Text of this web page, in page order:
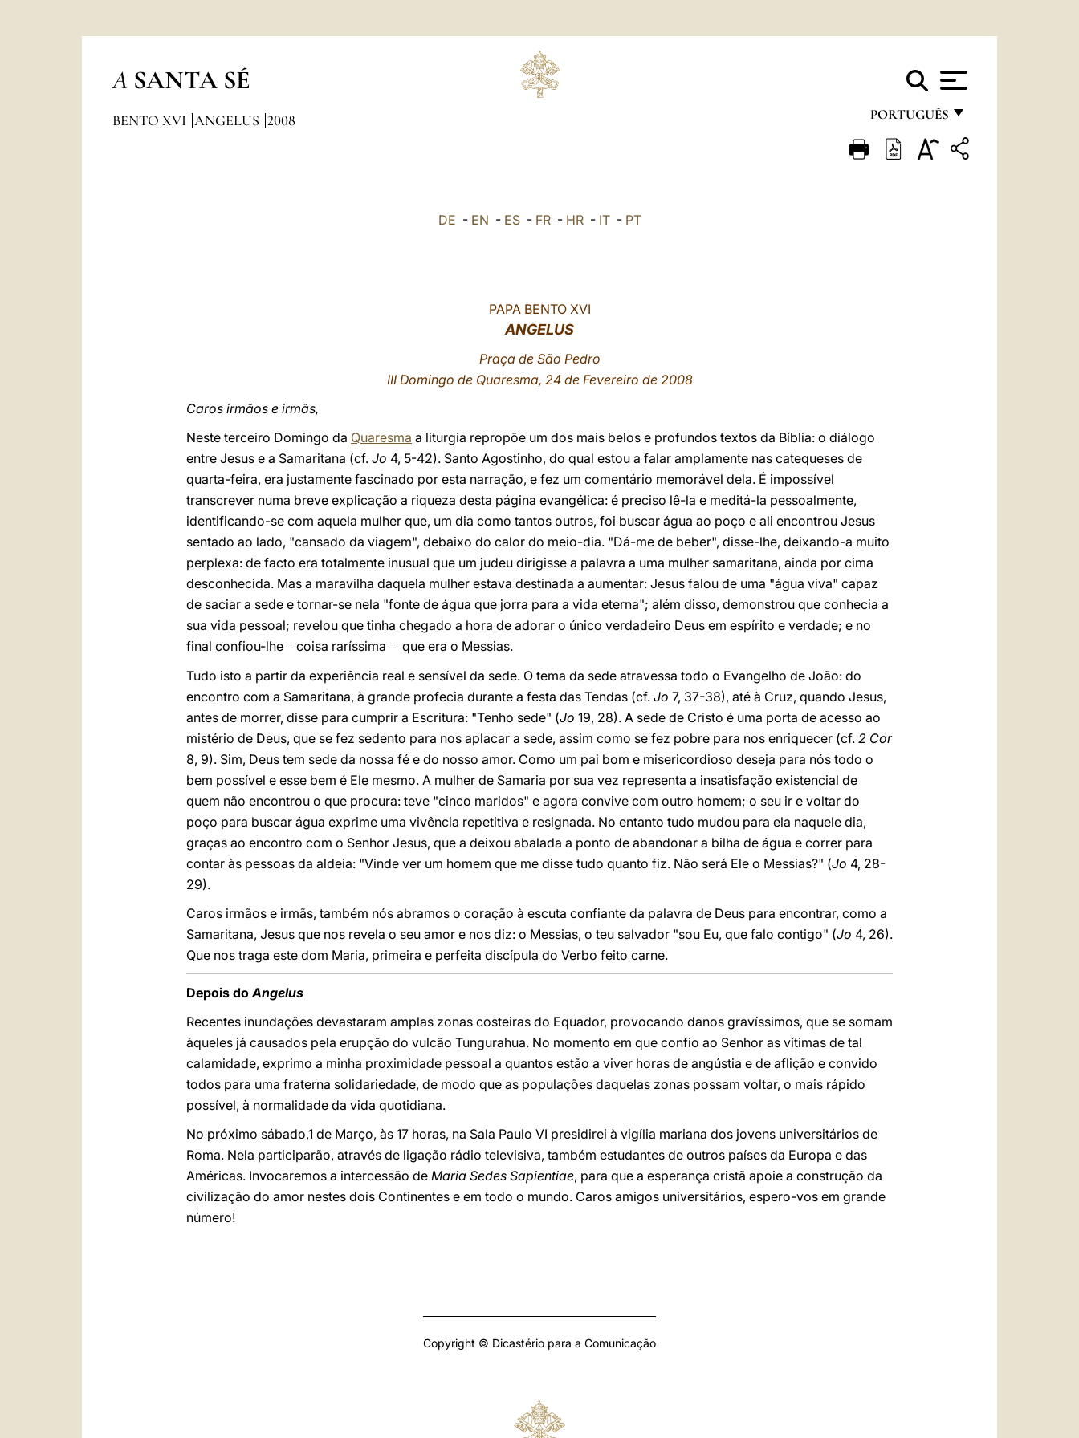
A SANTA SÉ
PORTUGUÊS
FRANÇAIS
BENTO XVI ANGELUS 2008
DE - EN - ES- FR- HR- IT- PT
PAPA BENTO XVI
ANGELUS
Praça de São Pedro
III Domingo de Quaresma, 24 de Fevereiro de 2008
Caros irmãos e irmãs,
Neste terceiro Domingo da Quaresma a liturgia repropõe um dos mais belos e profundos textos da Bíblia: o diálogo
entre Jesus e a Samaritana (cf. Jo 4, 5-42). Santo Agostinho, do qual estou a falar amplamente nas catequeses de
quarta-feira, era justamente fascinado por esta narração, e fez um comentário memorável dela. É impossível
transcrever numa breve explicação a riqueza desta página evangélica: é preciso lê-la e meditá-la pessoalmente,
identificando-se com aquela mulher que, um dia como tantos outros, foi buscar água ao poço e ali encontrou Jesus
sentado ao lado, "cansado da viagem", debaixo do calor do meio-dia. "Dá-me de beber", disse-lhe, deixando-a muito
perplexa: de facto era totalmente inusual que um judeu dirigisse a palavra a uma mulher samaritana, ainda por cima
desconhecida. Mas a maravilha daquela mulher estava destinada a aumentar: Jesus falou de uma "água viva" capaz
de saciar a sede e tornar-se nela "fonte de água que jorra para a vida eterna"; além disso, demonstrou que conhecia a
sua vida pessoal; revelou que tinha chegado a hora de adorar o único verdadeiro Deus em espírito e verdade; e no
final confiou-lhe – coisa raríssima – que era o Messias.
Tudo isto a partir da experiência real e sensível da sede. O tema da sede atravessa todo o Evangelho de João: do
encontro com a Samaritana, à grande profecia durante a festa das Tendas (cf. Jo 7, 37-38), até à Cruz, quando Jesus,
antes de morrer, disse para cumprir a Escritura: "Tenho sede" (Jo 19, 28). A sede de Cristo é uma porta de acesso ao
mistério de Deus, que se fez sedento para nos aplacar a sede, assim como se fez pobre para nos enriquecer (cf. 2 Cor
8, 9). Sim, Deus tem sede da nossa fé e do nosso amor. Como um pai bom e misericordioso deseja para nós todo o
bem possível e esse bem é Ele mesmo. A mulher de Samaria por sua vez representa a insatisfação existencial de
quem não encontrou o que procura: teve "cinco maridos" e agora convive com outro homem; o seu ir e voltar do
poço para buscar água exprime uma vivência repetitiva e resignada. No entanto tudo mudou para ela naquele dia,
graças ao encontro com o Senhor Jesus, que a deixou abalada a ponto de abandonar a bilha de água e correr para
contar às pessoas da aldeia: "Vinde ver um homem que me disse tudo quanto fiz. Não será Ele o Messias?" (Jo 4, 28-
29).
Caros irmãos e irmãs, também nós abramos o coração à escuta confiante da palavra de Deus para encontrar, como a
Samaritana, Jesus que nos revela o seu amor e nos diz: o Messias, o teu salvador "sou Eu, que falo contigo" (Jo 4, 26).
Que nos traga este dom Maria, primeira e perfeita discípula do Verbo feito carne.
Depois doAngelus
Recentes inundações devastaram amplas zonas costeiras do Equador, provocando danos gravíssimos, que se somam
àqueles já causados pela erupção do vulcão Tungurahua. No momento em que confio ao Senhor as vítimas de tal
calamidade, exprimo a minha proximidade pessoal a quantos estão a viver horas de angústia e de aflição e convido
todos para uma fraterna solidariedade, de modo que as populações daquelas zonas possam voltar, o mais rápido
possível, à normalidade da vida quotidiana.
No próximo sábado,1 de Março, às 17 horas, na Sala Paulo VI presidirei à vigília mariana dos jovens universitários de
Roma. Nela participarão, através de ligação rádio televisiva, também estudantes de outros países da Europa e das
Américas. Invocaremos a intercessão de Maria Sedes Sapientiae, para que a esperança cristã apoie a construção da
civilização do amor nestes dois Continentes e em todo o mundo. Caros amigos universitários, espero-vos em grande
número!
Copyright © Dicastério para a Comunicação